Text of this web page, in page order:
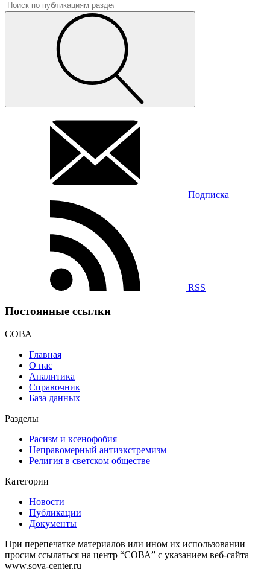
Подписка
RSS
Постоянные ссылки
СОВА
Главная
О нас
Аналитика
Справочник
База данных
Разделы
Расизм и ксенофобия
Неправомерный антиэкстремизм
Религия в светском обществе
Категории
Новости
Публикации
Документы
При перепечатке материалов или ином их использовании
просим ссылаться на центр “СОВА” с указанием веб-сайта
www.sova-center.ru